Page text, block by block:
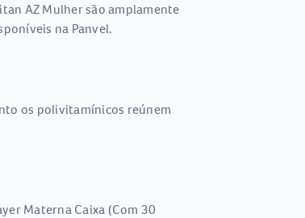
AZ Mulher são amplamente
na Panvel.
os polivitamínicos reúnem
Materna Caixa (Com 30